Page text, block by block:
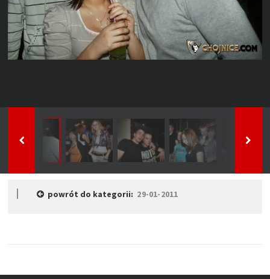
powrót do kategorii: 29-01-2011